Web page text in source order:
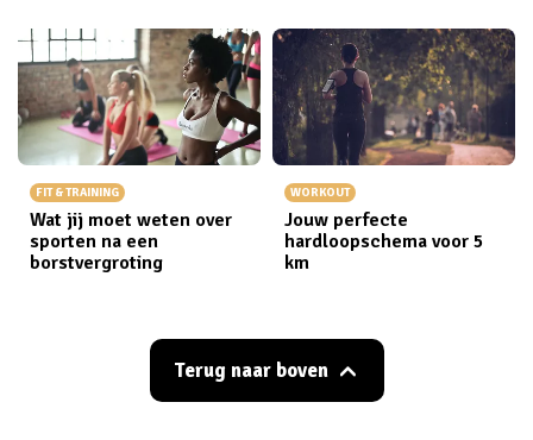
FIT & TRAINING
Wat jij moet weten over
sporten na een
borstvergroting
WORKOUT
Jouw perfecte
hardloopschema voor 5
km
Terug naar boven